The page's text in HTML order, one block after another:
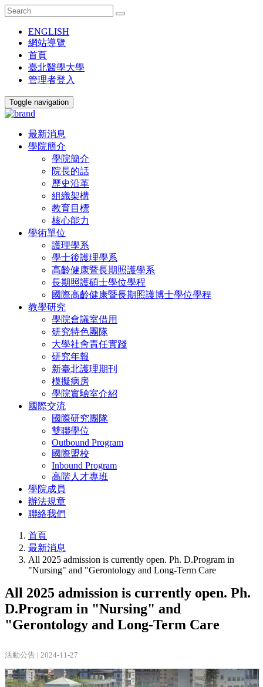
ENGLISH
網站導覽
首頁
臺北醫學大學
管理者登入
Toggle navigation
最新消息
學院簡介
學院簡介
院長的話
歷史沿革
組織架構
教育目標
核心能力
學術單位
護理學系
學士後護理學系
高齡健康暨長期照護學系
長期照護碩士學位學程
國際高齡健康暨長期照護博士學位學程
教學研究
學院會議室借用
研究特色團隊
大學社會責任實踐
研究年報
新臺北護理期刊
模擬病房
學院實驗室介紹
國際交流
國際研究團隊
雙聯學位
Outbound Program
國際盟校
Inbound Program
高階人才專班
學院成員
辦法規章
聯絡我們
首頁
最新消息
All 2025 admission is currently open. Ph. D.Program in
"Nursing" and "Gerontology and Long-Term Care
All 2025 admission is currently open. Ph.
D.Program in "Nursing" and
"Gerontology and Long-Term Care
活動公告 | 2024-11-27